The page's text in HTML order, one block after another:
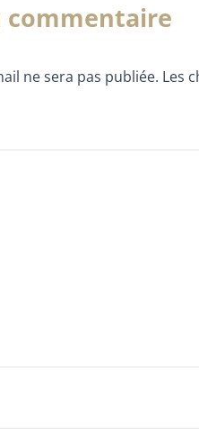
commentaire
ne sera pas publiée. Les